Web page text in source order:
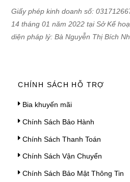
Giấy phép kinh doanh số:
14 tháng 01 năm 2022 tại Sở Kế
diện pháp lý: Bà Nguyễn Thị Bích
CHÍNH SÁCH HỖ TRỢ
Bia khuyến mãi
Chính Sách Bảo Hành
Chính Sách Thanh Toán
Chính Sách Vận Chuyển
Chính Sách Bảo Mật Thông Tin